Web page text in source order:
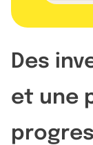
Des
et une